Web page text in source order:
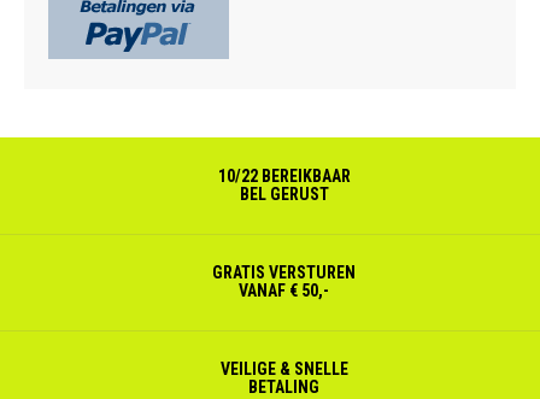
10/22 BEREIKBAAR
BEL GERUST
GRATIS VERSTUREN
VANAF € 50,-
VEILIGE & SNELLE
BETALING